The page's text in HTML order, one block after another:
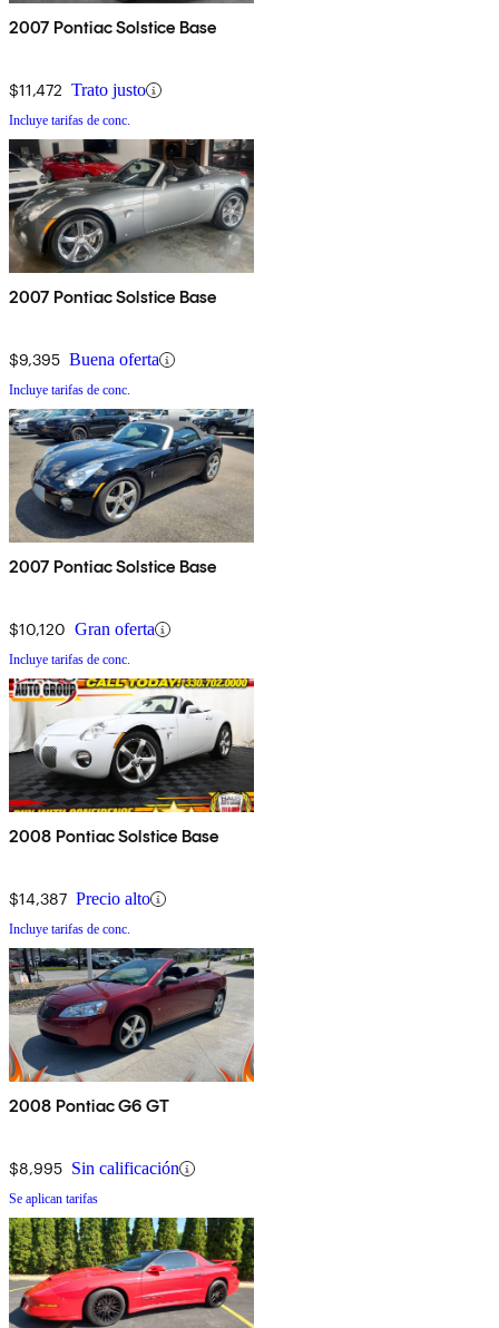
2007 Pontiac Solstice Base
$11,472 Trato justo
Incluye tarifas de conc.
2007 Pontiac Solstice Base
$9,395 Buena oferta
Incluye tarifas de conc.
2007 Pontiac Solstice Base
$10,120 Gran oferta
Incluye tarifas de conc.
2008 Pontiac Solstice Base
$14,387 Precio alto
Incluye tarifas de conc.
2008 Pontiac G6 GT
$8,995 Sin calificación
Se aplican tarifas